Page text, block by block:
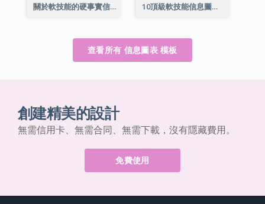
關於軟技能的硬事實信息圖表 10頂級軟技能信息圖表
查看所有 信息圖表 模板
創建精美的設計
無需信用卡、無需合同、無需下載，沒有隱藏費用。
免費使用